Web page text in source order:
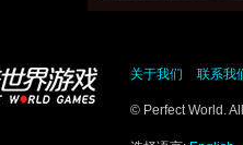
关于我们 联系我
© Perfect World.